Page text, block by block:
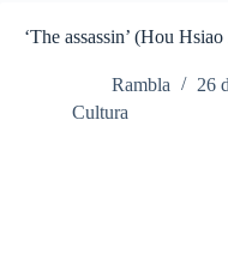
‘The assassin’ (Hou
Rambla
26
Cultura